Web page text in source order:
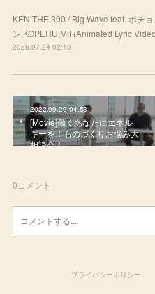
KEN THE 390 / Big Wave feat. ポチ
ン,KOPERU,Mii (Animated Lyric
2026.07.24 02:16
2022.09.29 04:53
[Movie]働くあなたにエネル
ギーを！ものづくりお悩み大
相談会！
0コメント
プライバシーポリシー